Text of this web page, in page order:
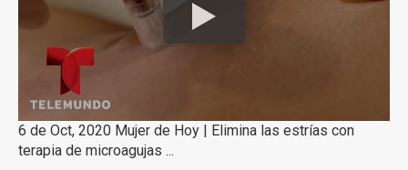
6 de Oct, 2020 Mujer de Hoy | Elimina las estrías con
terapia de microagujas ...